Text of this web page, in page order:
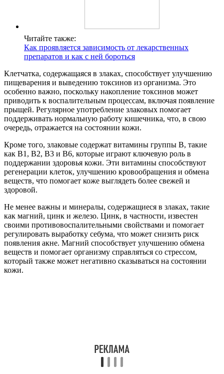
Читайте также:
Как проявляется зависимость от лекарственных
препаратов и как с ней бороться
Клетчатка, содержащаяся в злаках, способствует улучшению
пищеварения и выведению токсинов из организма. Это
особенно важно, поскольку накопление токсинов может
приводить к воспалительным процессам, включая появление
прыщей. Регулярное употребление злаковых помогает
поддерживать нормальную работу кишечника, что, в свою
очередь, отражается на состоянии кожи.
Кроме того, злаковые содержат витамины группы B, такие
как B1, B2, B3 и B6, которые играют ключевую роль в
поддержании здоровья кожи. Эти витамины способствуют
регенерации клеток, улучшению кровообращения и обмена
веществ, что помогает коже выглядеть более свежей и
здоровой.
Не менее важны и минералы, содержащиеся в злаках, такие
как магний, цинк и железо. Цинк, в частности, известен
своими противовоспалительными свойствами и помогает
регулировать выработку себума, что может снизить риск
появления акне. Магний способствует улучшению обмена
веществ и помогает организму справляться со стрессом,
который также может негативно сказываться на состоянии
кожи.